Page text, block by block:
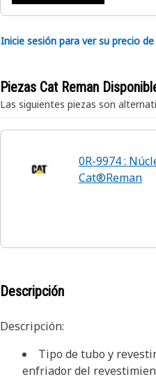
Inicie sesión para ver su precio
Piezas Cat Reman
Las siguientes piezas son
0R-9974 :
Cat®Reman
Descripción
Descripción:
Tipo de tubo y
enfriador del